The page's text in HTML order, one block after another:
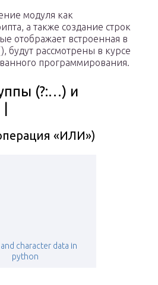
модуля как
а также создание строк
отображает встроенная в
будут рассмотрены в курсе
программирования.
(?:…) и
«ИЛИ»)
character data in
python